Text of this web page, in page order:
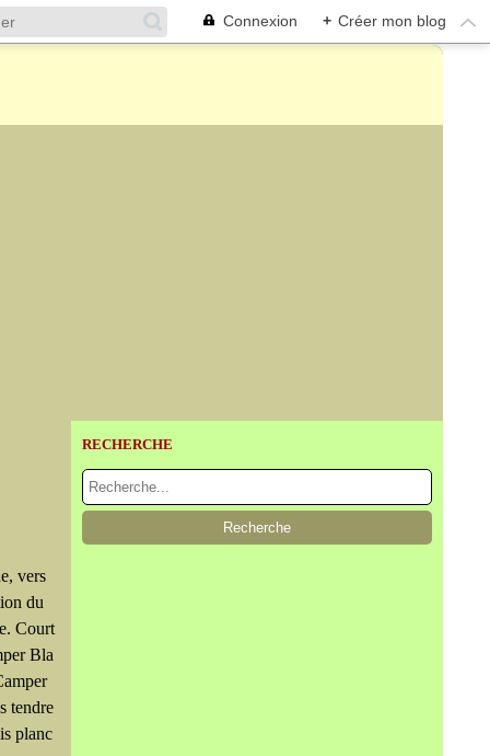
Connexion + Créer mon blog
vers
du
Court
Bla
tendre
planc
RECHERCHE